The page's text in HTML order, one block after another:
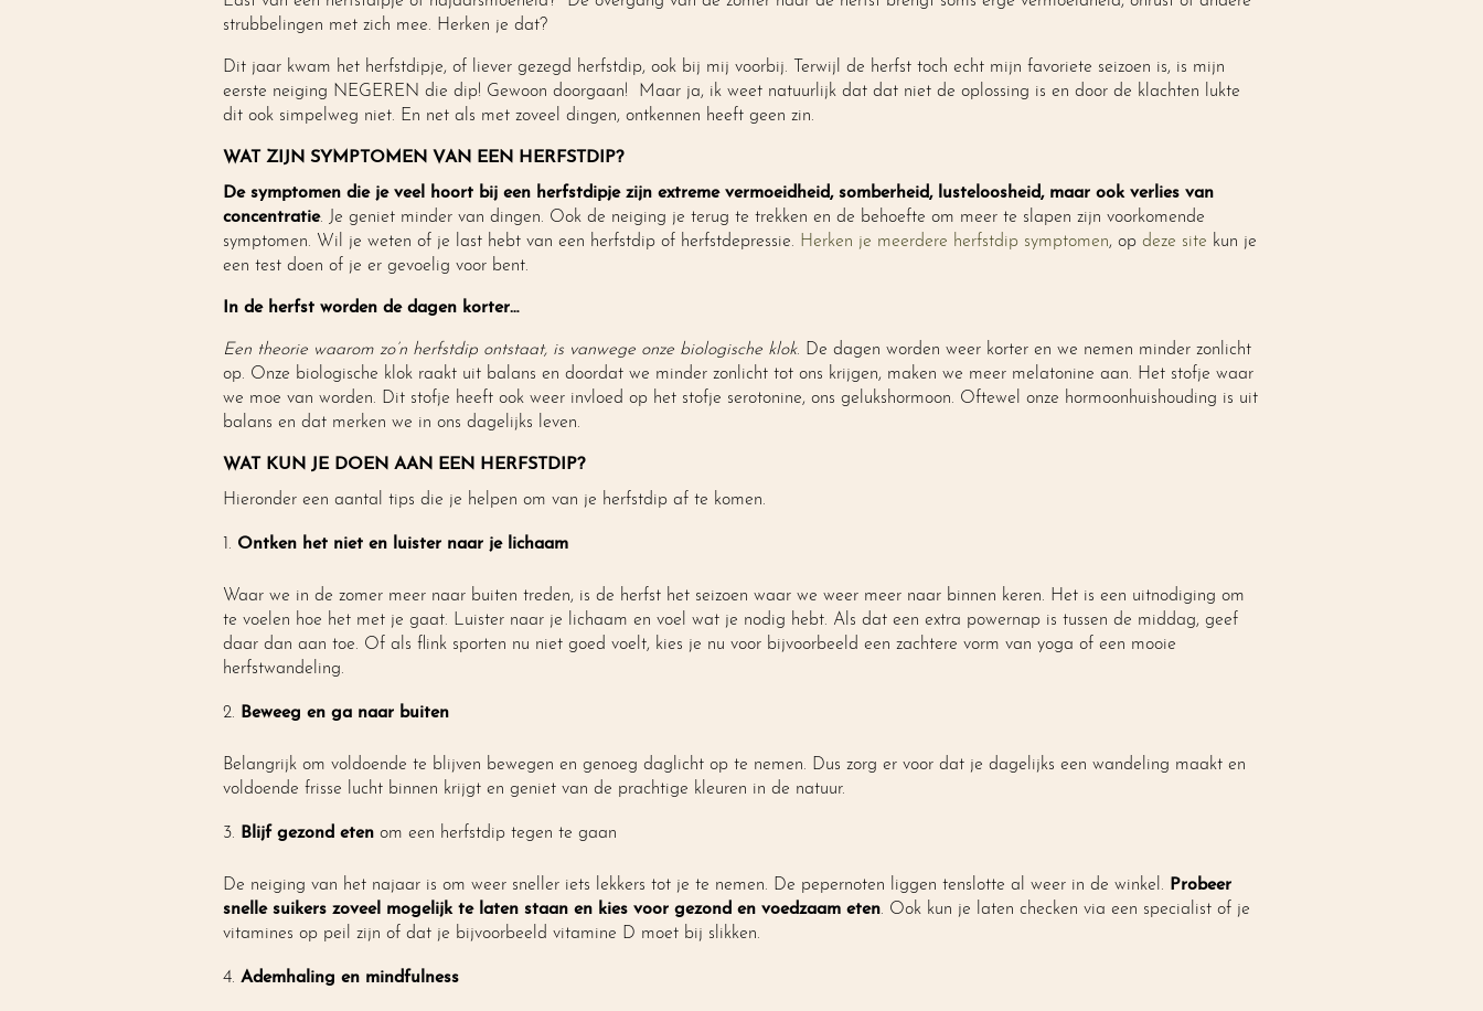
strubbelingen met zich mee. Herken je dat?
Dit jaar kwam het herfstdipje, of liever gezegd herfstdip, ook bij mij voorbij. Terwijl de herfst toch echt mijn favoriete seizoen is, is mijn
eerste neiging NEGEREN die dip! Gewoon doorgaan! Maar ja, ik weet natuurlijk dat dat niet de oplossing is en door de klachten lukte
dit ook simpelweg niet. En net als met zoveel dingen, ontkennen heeft geen zin.
WAT ZIJN SYMPTOMEN VAN EEN HERFSTDIP?
De symptomen die je veel hoort bij een herfstdipje zijn extreme vermoeidheid, somberheid, lusteloosheid, maar ook verlies van
concentratie. Je geniet minder van dingen. Ook de neiging je terug te trekken en de behoefte om meer te slapen zijn voorkomende
symptomen. Wil je weten of je last hebt van een herfstdip of herfstdepressie. Herken je meerdere herfstdip symptomen, op deze site kun je
een test doen of je er gevoelig voor bent.
In de herfst worden de dagen korter…
Een theorie waarom zo’n herfstdip ontstaat, is vanwege onze biologische klok. De dagen worden weer korter en we nemen minder zonlicht
op. Onze biologische klok raakt uit balans en doordat we minder zonlicht tot ons krijgen, maken we meer melatonine aan. Het stofje waar
we moe van worden. Dit stofje heeft ook weer invloed op het stofje serotonine, ons gelukshormoon. Oftewel onze hormoonhuishouding is uit
balans en dat merken we in ons dagelijks leven.
WAT KUN JE DOEN AAN EEN HERFSTDIP?
Hieronder een aantal tips die je helpen om van je herfstdip af te komen.
Ontken het niet en luister naar je lichaam
Waar we in de zomer meer naar buiten treden, is de herfst het seizoen waar we weer meer naar binnen keren. Het is een uitnodiging om
te voelen hoe het met je gaat. Luister naar je lichaam en voel wat je nodig hebt. Als dat een extra powernap is tussen de middag, geef
daar dan aan toe. Of als flink sporten nu niet goed voelt, kies je nu voor bijvoorbeeld een zachtere vorm van yoga of een mooie
herfstwandeling.
Beweeg en ga naar buiten
Belangrijk om voldoende te blijven bewegen en genoeg daglicht op te nemen. Dus zorg er voor dat je dagelijks een wandeling maakt en
voldoende frisse lucht binnen krijgt en geniet van de prachtige kleuren in de natuur.
Blijf gezond etenom een herfstdip tegen te gaan
De neiging van het najaar is om weer sneller iets lekkers tot je te nemen. De pepernoten liggen tenslotte al weer in de winkel. Probeer
snelle suikers zoveel mogelijk te laten staan en kies voor gezond en voedzaam eten. Ook kun je laten checken via een specialist of je
vitamines op peil zijn of dat je bijvoorbeeld vitamine D moet bij slikken.
Ademhaling en mindfulness